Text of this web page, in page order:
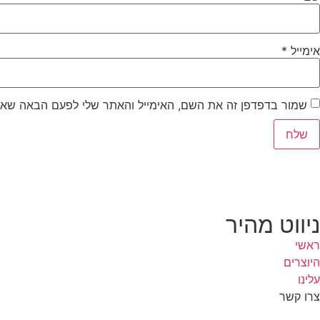
אימייל *
שמור בדפדפן זה את השם, האימייל והאתר שלי לפעם הבאה
ניווט מהיר
ראשי
היוצרים
עלינו
צרו קשר